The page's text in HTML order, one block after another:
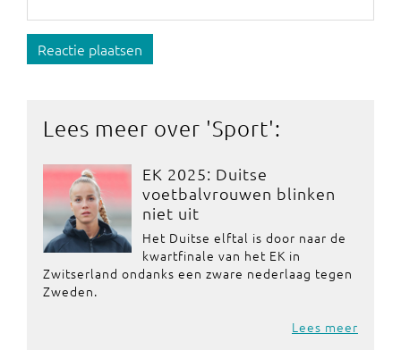
Reactie plaatsen
Lees meer over 'Sport':
EK 2025: Duitse
voetbalvrouwen blinken
niet uit
Het Duitse elftal is door naar de
kwartfinale van het EK in
Zwitserland ondanks een zware nederlaag tegen
Zweden.
Lees meer